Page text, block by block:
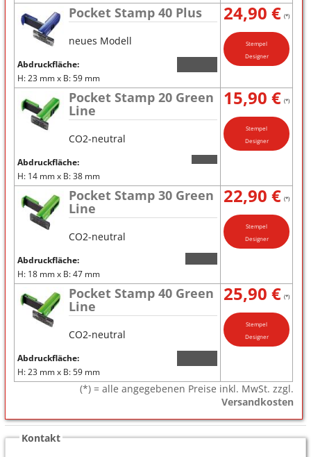
Pocket Stamp 40 Plus
neues Modell
Abdruckfläche:
H: 23 mm x B: 59 mm
24,90 € (*)
Stempel
Designer
Pocket Stamp 20 Green
Line
CO2-neutral
Abdruckfläche:
H: 14 mm x B: 38 mm
15,90 € (*)
Stempel
Designer
Pocket Stamp 30 Green
Line
CO2-neutral
Abdruckfläche:
H: 18 mm x B: 47 mm
22,90 € (*)
Stempel
Designer
Pocket Stamp 40 Green
Line
CO2-neutral
Abdruckfläche:
H: 23 mm x B: 59 mm
25,90 € (*)
Stempel
Designer
(*) = alle angegebenen Preise inkl. MwSt. zzgl.
Versandkosten
Kontakt